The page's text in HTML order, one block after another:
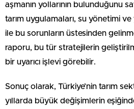
aşmanın yollarının bulunduğunu
tarım uygulamaları, su yönetimi
ile bu sorunların üstesinden
raporu, bu tür stratejilerin
bir uyarıcı işlevi görebilir.
Sonuç olarak, Türkiye’nin tarım
yıllarda büyük değişimlerin